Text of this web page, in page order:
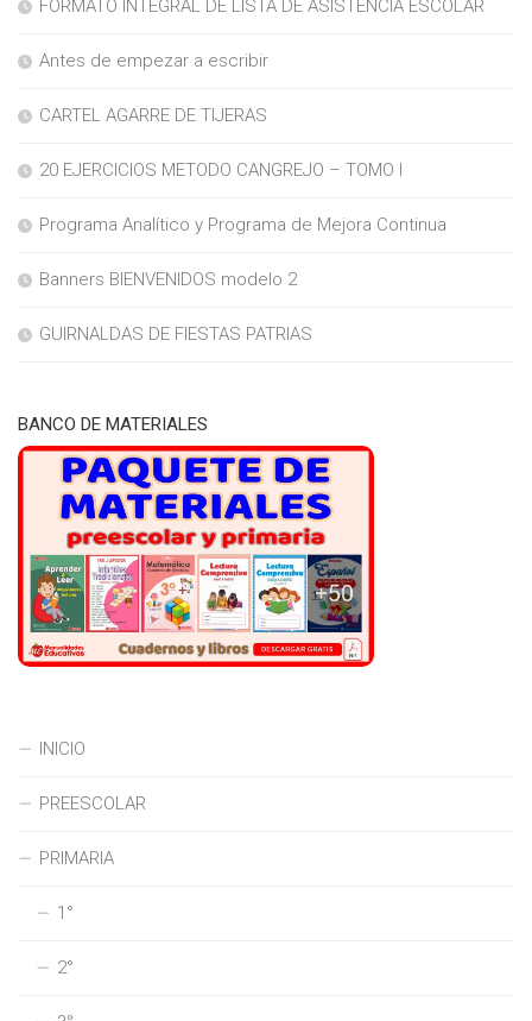
FORMATO INTEGRAL DE LISTA DE ASISTENCIA ESCOLAR
Antes de empezar a escribir
CARTEL AGARRE DE TIJERAS
20 EJERCICIOS METODO CANGREJO – TOMO I
Programa Analítico y Programa de Mejora Continua
Banners BIENVENIDOS modelo 2
GUIRNALDAS DE FIESTAS PATRIAS
BANCO DE MATERIALES
INICIO
PREESCOLAR
PRIMARIA
1°
2°